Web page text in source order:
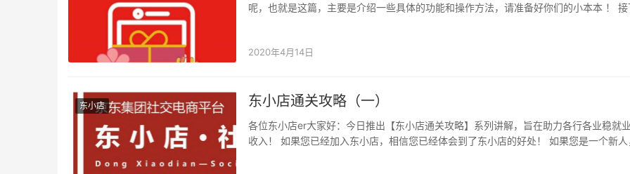
呢，也就是这篇，主要是介绍一些具体的功能和操作方法，请准备好你们的小本本 ！
2020年4月14日
东小店 东小店通关攻略（一）
各位东小店er大家好：今日推出【东小店通关攻略】系列讲解，旨在助力各行各业稳就
收入！ 如果您已经加入东小店，相信您已经体会到了东小店的好处！ 如果您是一个新人